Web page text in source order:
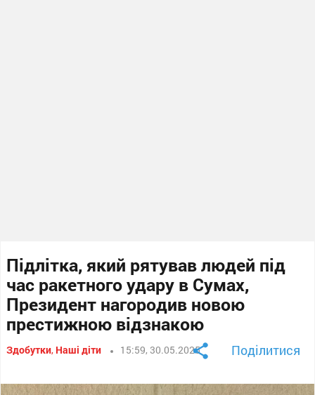
Підлітка, який рятував людей під
час ракетного удару в Сумах,
Президент нагородив новою
престижною відзнакою
Здобутки, Наші діти 15:59, 30.05.2025 Поділитися